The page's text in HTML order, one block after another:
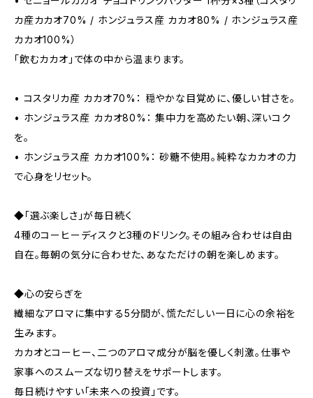
カ産カカオ70% / ホンジュラス産 カカオ80% / ホンジュラス産
カカオ100%）
「飲むカカオ」で体の中から温まります。
• コスタリカ産 カカオ70%： 穏やかな目覚めに、優しい甘さを。
• ホンジュラス産 カカオ80%： 集中力を高めたい朝、深いコク
を。
• ホンジュラス産 カカオ100%： 砂糖不使用。純粋なカカオの力
で心身をリセット。
◆「選ぶ楽しさ」が毎日続く
4種のコーヒーディスクと3種のドリンク。その組み合わせは自由
自在。毎朝の気分に合わせた、あなただけの朝を楽しめます。
◆心の安らぎを
繊細なアロマに集中する5分間が、慌ただしい一日に心の余裕を
生みます。
カカオとコーヒー、二つのアロマ成分が脳を優しく刺激。仕事や
家事へのスムーズな切り替えをサポートします。
毎日続けやすい「未来への投資」です。